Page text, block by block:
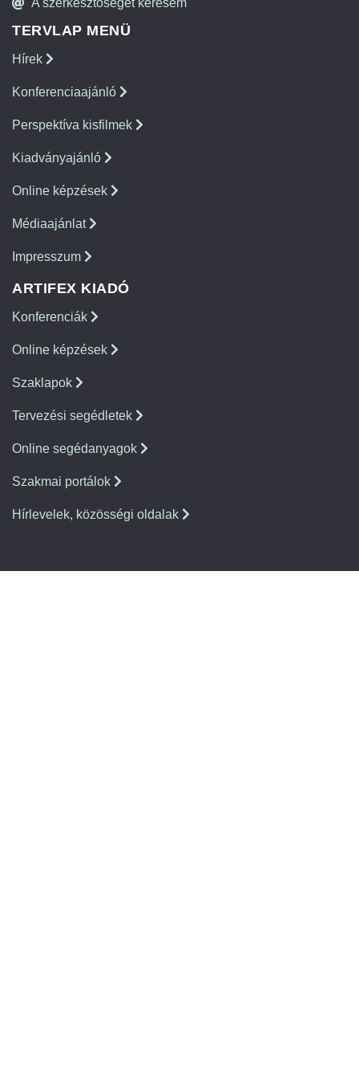
A szerkesztőséget keresem
TERVLAP MENÜ
Hírek
Konferenciaajánló
Perspektíva kisfilmek
Kiadványajánló
Online képzések
Médiaajánlat
Impresszum
ARTIFEX KIADÓ
Konferenciák
Online képzések
Szaklapok
Tervezési segédletek
Online segédanyagok
Szakmai portálok
Hírlevelek, közösségi oldalak